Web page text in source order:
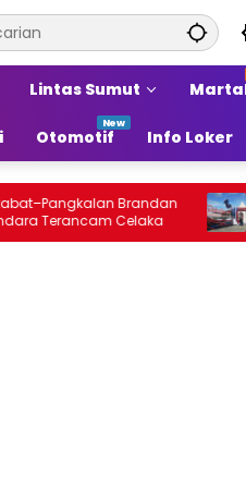
Lintas Sumut
Otomotif Info Loker
Brandan
Celaka
Siang Ini
Jou 2026
Malamnya